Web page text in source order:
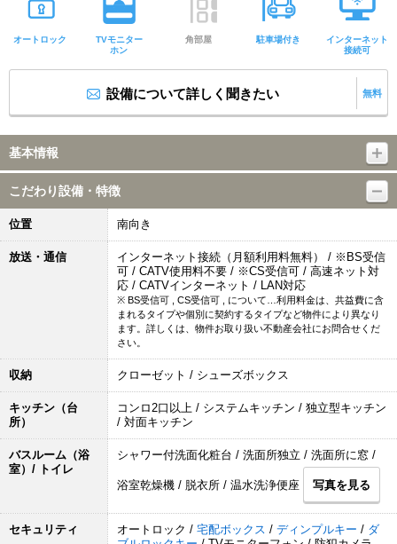
オートロック
TVモニター
ホン
角部屋 駐車場付き
インターネット
接続可
設備について詳しく聞きたい 無料
基本情報
こだわり設備・特徴
位置 南向き
放送・通信
インターネット接続（月額利用料無料） / ※BS受信
可 / CATV使用料不要 / ※CS受信可 / 高速ネット対
応 / CATVインターネット / LAN対応
※ BS受信可 , CS受信可 , について…利用料金は、共益費に含
まれるタイプや個別に契約するタイプなど物件により異なり
ます。詳しくは、物件お取り扱い不動産会社にお問合せくだ
さい。
収納 クローゼット / シューズボックス
キッチン（台
所）
コンロ2口以上 / システムキッチン / 独立型キッチン
/ 対面キッチン
バスルーム（浴
室）/ トイレ
シャワー付洗面化粧台 / 洗面所独立 / 洗面所に窓 /
浴室乾燥機 / 脱衣所 / 温水洗浄便座 写真を見る
セキュリティ オートロック / 宅配ボックス / ディンプルキー / ダ